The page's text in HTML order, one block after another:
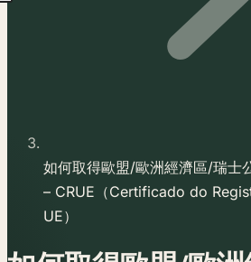
如何取得歐盟/歐洲經濟區/瑞士
– CRUE（Certificado do
UE）